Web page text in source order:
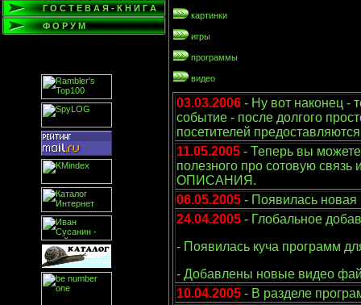
Г О С Т Е В А Я - К Н И Г А
Ф О Р У М
картинки
игры
программы
видео
03.03.2006 - Ну вот наконец -
событие - после долгого
посетителей
11.05.2005 - Теперь вы можете
полезного про сотовую
ОПИСАНИЯ.
06.05.2005 - Появилась новая
24.04.2005 - Глобальное
- Появилась куча программ
- Добавлены новые видео
10.04.2005 - В разделе